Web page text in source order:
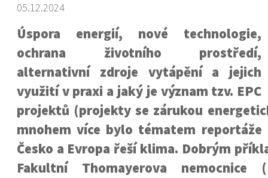
05.12.2024
Úspora energií, nové technologie,
ochrana životního prostředí,
alternativní zdroje vytápění a jejich
využití v praxi a jaký je význam tzv. EPC
projektů (projekty se zárukou
mnohem více bylo tématem reportáže
Česko a Evropa řeší klima. Dobrým
Fakultní Thomayerova nemocnice